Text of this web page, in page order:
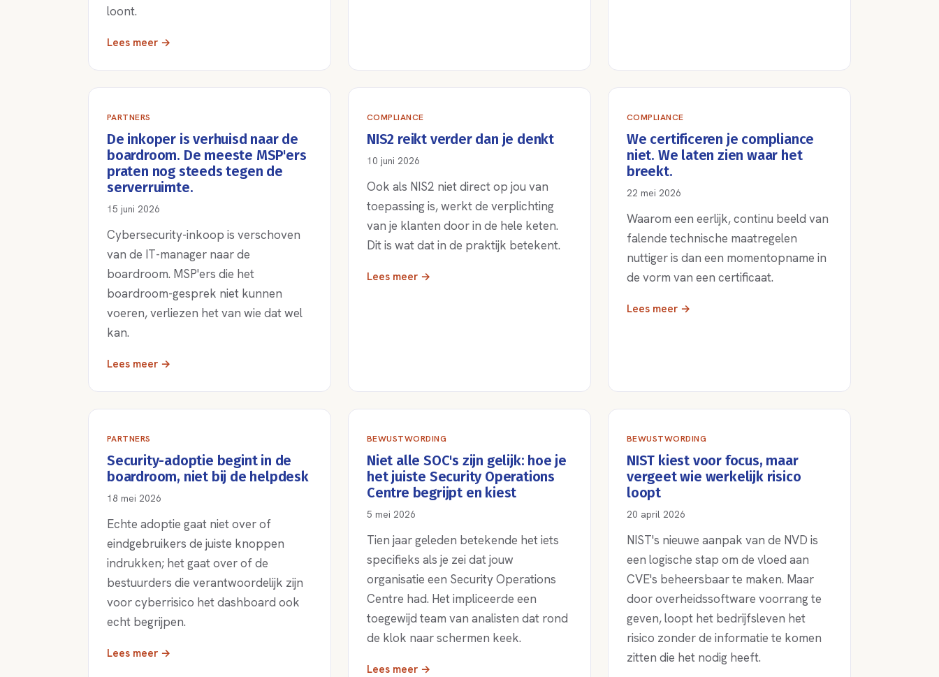
loont.
Lees meer →
PARTNERS
De inkoper is verhuisd naar de
boardroom. De meeste MSP'ers
praten nog steeds tegen de
serverruimte.
15 juni 2026
Cybersecurity-inkoop is verschoven
van de IT-manager naar de
boardroom. MSP'ers die het
boardroom-gesprek niet kunnen
voeren, verliezen het van wie dat wel
kan.
Lees meer →
COMPLIANCE
NIS2 reikt verder dan je denkt
10 juni 2026
Ook als NIS2 niet direct op jou van
toepassing is, werkt de verplichting
van je klanten door in de hele keten.
Dit is wat dat in de praktijk betekent.
Lees meer →
COMPLIANCE
We certificeren je compliance
niet. We laten zien waar het
breekt.
22 mei 2026
Waarom een eerlijk, continu beeld van
falende technische maatregelen
nuttiger is dan een momentopname in
de vorm van een certificaat.
Lees meer →
PARTNERS
Security-adoptie begint in de
boardroom, niet bij de helpdesk
18 mei 2026
Echte adoptie gaat niet over of
eindgebruikers de juiste knoppen
indrukken; het gaat over of de
bestuurders die verantwoordelijk zijn
voor cyberrisico het dashboard ook
echt begrijpen.
Lees meer →
BEWUSTWORDING
Niet alle SOC's zijn gelijk: hoe je
het juiste Security Operations
Centre begrijpt en kiest
5 mei 2026
Tien jaar geleden betekende het iets
specifieks als je zei dat jouw
organisatie een Security Operations
Centre had. Het impliceerde een
toegewijd team van analisten dat rond
de klok naar schermen keek.
Lees meer →
BEWUSTWORDING
NIST kiest voor focus, maar
vergeet wie werkelijk risico
loopt
20 april 2026
NIST's nieuwe aanpak van de NVD is
een logische stap om de vloed aan
CVE's beheersbaar te maken. Maar
door overheidssoftware voorrang te
geven, loopt het bedrijfsleven het
risico zonder de informatie te komen
zitten die het nodig heeft.